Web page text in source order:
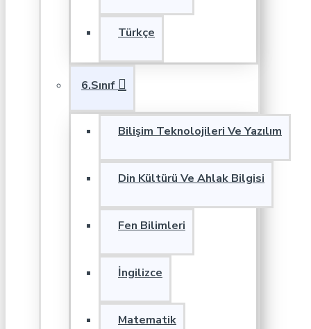
Türkçe
6.Sınıf
Bilişim Teknolojileri Ve Yazılım
Din Kültürü Ve Ahlak Bilgisi
Fen Bilimleri
İngilizce
Matematik